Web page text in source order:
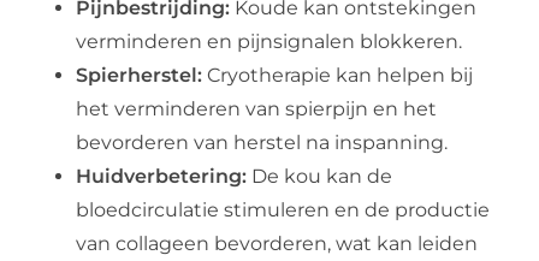
Pijnbestrijding: Koude kan ontstekingen
verminderen en pijnsignalen blokkeren.
Spierherstel: Cryotherapie kan helpen bij
het verminderen van spierpijn en het
bevorderen van herstel na inspanning.
Huidverbetering: De kou kan de
bloedcirculatie stimuleren en de productie
van collageen bevorderen, wat kan leiden